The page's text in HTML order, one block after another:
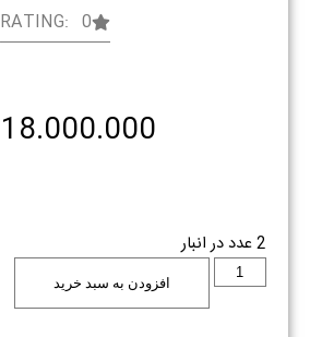
RATING: 0
18.000.000
2 عدد در انبار
افزودن به سبد خرید